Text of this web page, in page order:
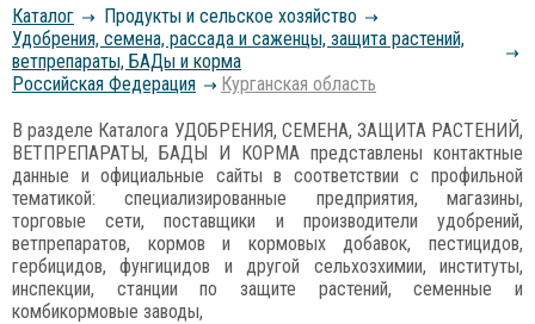
Каталог
Продукты и сельское хозяйство
Удобрения, семена, рассада и саженцы, защита растений,
ветпрепараты, БАДы и корма
Российcкая Федерация
Курганская область
В разделе Каталога УДОБРЕНИЯ, СЕМЕНА, ЗАЩИТА РАСТЕНИЙ,
ВЕТПРЕПАРАТЫ, БАДЫ И КОРМА представлены контактные
данные и официальные сайты в соответствии с профильной
тематикой: специализированные предприятия, магазины,
торговые сети, поставщики и производители удобрений,
ветпрепаратов, кормов и кормовых добавок, пестицидов,
гербицидов, фунгицидов и другой сельхозхимии, институты,
инспекции, станции по защите растений, семенные и
комбикормовые заводы,